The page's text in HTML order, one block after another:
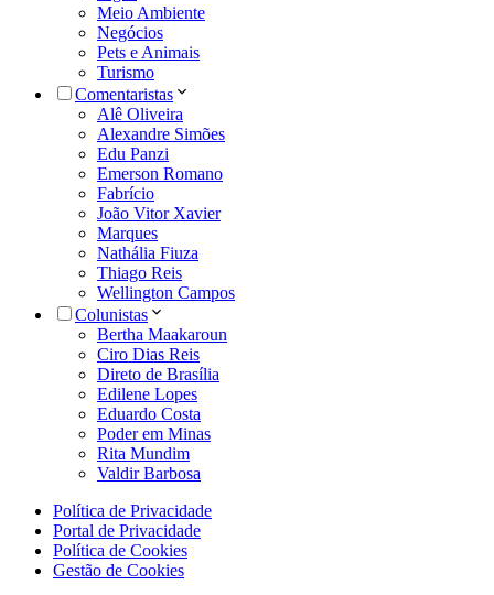
Meio Ambiente
Negócios
Pets e Animais
Turismo
Comentaristas
Alê Oliveira
Alexandre Simões
Edu Panzi
Emerson Romano
Fabrício
João Vitor Xavier
Marques
Nathália Fiuza
Thiago Reis
Wellington Campos
Colunistas
Bertha Maakaroun
Ciro Dias Reis
Direto de Brasília
Edilene Lopes
Eduardo Costa
Poder em Minas
Rita Mundim
Valdir Barbosa
Política de Privacidade
Portal de Privacidade
Política de Cookies
Gestão de Cookies